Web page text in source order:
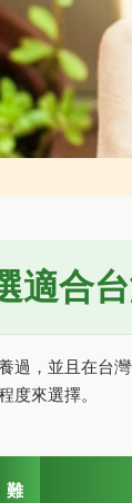
適合
過，並且在台
度來選擇。
難